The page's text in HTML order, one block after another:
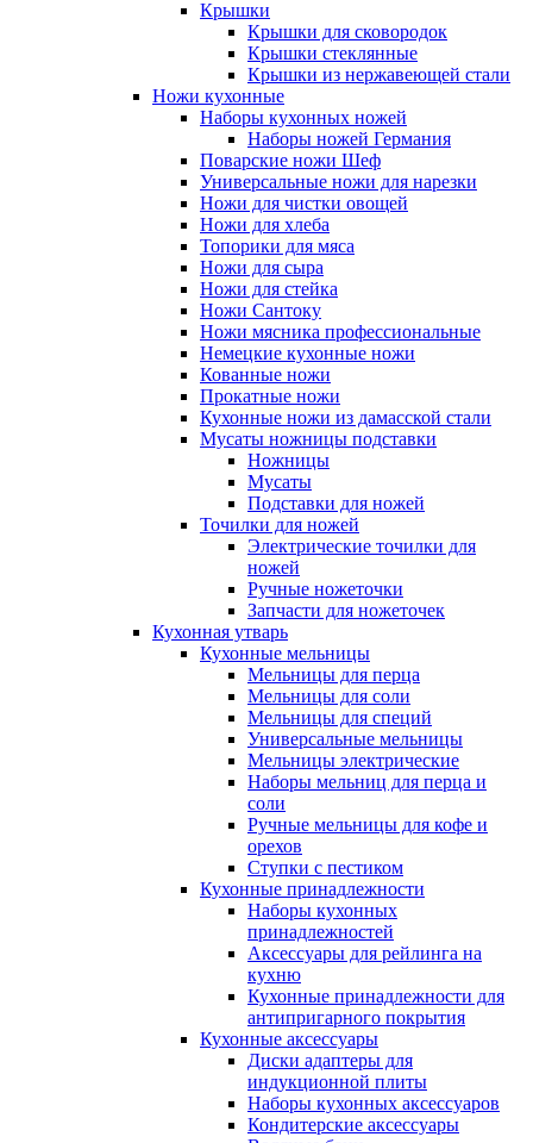
Крышки
Крышки для сковородок
Крышки стеклянные
Крышки из нержавеющей стали
Ножи кухонные
Наборы кухонных ножей
Наборы ножей Германия
Поварские ножи Шеф
Универсальные ножи для нарезки
Ножи для чистки овощей
Ножи для хлеба
Топорики для мяса
Ножи для сыра
Ножи для стейка
Ножи Сантоку
Ножи мясника профессиональные
Немецкие кухонные ножи
Кованные ножи
Прокатные ножи
Кухонные ножи из дамасской стали
Мусаты ножницы подставки
Ножницы
Мусаты
Подставки для ножей
Точилки для ножей
Электрические точилки для
ножей
Ручные ножеточки
Запчасти для ножеточек
Кухонная утварь
Кухонные мельницы
Мельницы для перца
Мельницы для соли
Мельницы для специй
Универсальные мельницы
Мельницы электрические
Наборы мельниц для перца и
соли
Ручные мельницы для кофе и
орехов
Ступки с пестиком
Кухонные принадлежности
Наборы кухонных
принадлежностей
Аксессуары для рейлинга на
кухню
Кухонные принадлежности для
антипригарного покрытия
Кухонные аксессуары
Диски адаптеры для
индукционной плиты
Наборы кухонных аксессуаров
Кондитерские аксессуары